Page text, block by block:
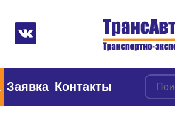
Заявка Контакты